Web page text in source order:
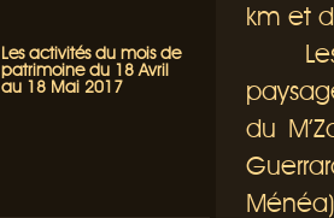
Les activités du mois de
patrimoine du 18 Avril
au 18 Mai 2017
km et
Les
du